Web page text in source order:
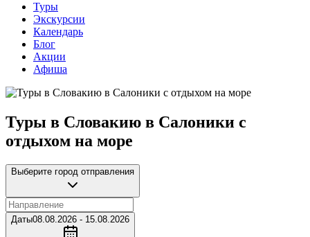
Туры
Экскурсии
Календарь
Блог
Акции
Афиша
Туры в Словакию в Салоники с
отдыхом на море
Выберите город отправления
Даты08.08.2026 - 15.08.2026